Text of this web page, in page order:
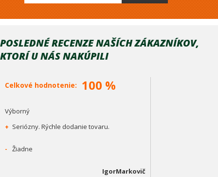
POSLEDNÉ RECENZE NAŠÍCH ZÁKAZNÍKOV,
KTORÍ U NÁS NAKÚPILI
Celkové hodnotenie: 100 %
Výborný
+ Seriózny. Rýchle dodanie tovaru.
- Žiadne
IgorMarkovič